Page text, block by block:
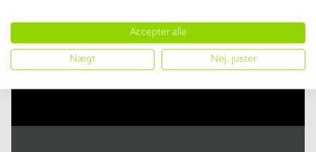
Accepter alle
Nægt Nej, juster